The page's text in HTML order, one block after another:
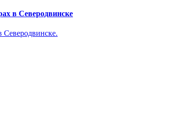
в Северодвинске
Северодвинске.